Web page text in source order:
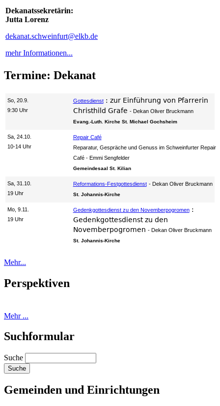
Dekanatssekretärin:
Jutta Lorenz
dekanat.schweinfurt@elkb.de
mehr Informationen...
Termine: Dekanat
So, 20.9.
9:30 Uhr
Gottesdienst: zur Einführung von Pfarrerin
Christhild Grafe
Dekan Oliver Bruckmann
Evang.-Luth. Kirche St. Michael Gochsheim
Sa, 24.10.
10-14 Uhr
Repair Café
Reparatur, Gespräche und Genuss im Schweinfurter Repair
Café
Emmi Sengfelder
Gemeindesaal St. Kilian
Sa, 31.10.
19 Uhr
Reformations-Festgottesdienst Dekan Oliver Bruckmann
St. Johannis-Kirche
Mo, 9.11.
19 Uhr
Gedenkgottesdienst zu den Novemberpogromen:
Gedenkgottesdienst zu den
Novemberpogromen
Dekan Oliver Bruckmann
St. Johannis-Kirche
Mehr...
Perspektiven
Mehr ...
Suchformular
Suche
Gemeinden und Einrichtungen